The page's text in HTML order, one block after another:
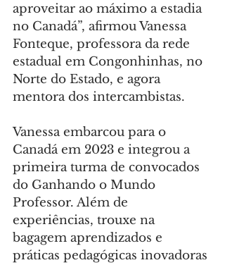
aproveitar ao máximo a estadia
no Canadá”, afirmou Vanessa
Fonteque, professora da rede
estadual em Congonhinhas, no
Norte do Estado, e agora
mentora dos intercambistas.
Vanessa embarcou para o
Canadá em 2023 e integrou a
primeira turma de convocados
do Ganhando o Mundo
Professor. Além de
experiências, trouxe na
bagagem aprendizados e
práticas pedagógicas inovadoras